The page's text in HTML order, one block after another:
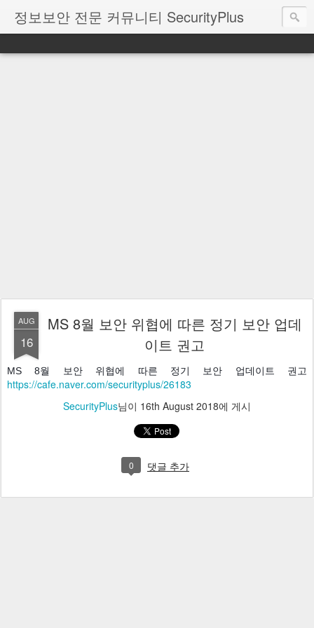
정보보안 전문 커뮤니티 SecurityPlus
AUG
16
MS 8월 보안 위협에 따른 정기 보안 업데
이트 권고
https://cafe.naver.com/securityplus/26183
SecurityPlus님이 16th August 2018에 게시
0 댓글 추가